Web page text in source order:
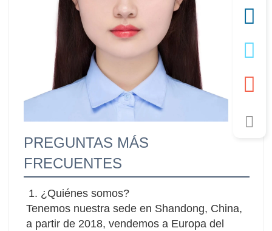
PREGUNTAS MÁS
FRECUENTES
1. ¿Quiénes somos?
Tenemos nuestra sede en Shandong, China,
a partir de 2018, vendemos a Europa del